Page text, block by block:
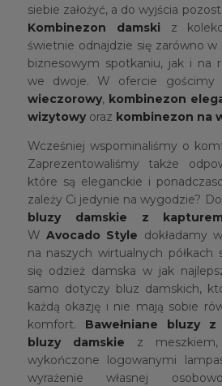
siebie założyć, a do wyjścia
Kombinezon damski
z
świetnie odnajdzie się zarówno w
biznesowym spotkaniu, jak i na
we dwoje. W ofercie gościmy
wieczorowy, kombinezon
wizytowyoraz kombinezon na
Wcześniej wspominaliśmy o
Zaprezentowaliśmy także
które są eleganckie i
zależy Ci jedynie na wygodzie?
bluzy damskie z kapturem
W Avocado Style dokładamy
na naszych wirtualnych półkach
się odzież damska w jak
samo dotyczy bluz damskich,
każdą okazję i nie mają sobie
komfort. Bawełniane bluzy
bluzy damskie z meszkiem,
wykończone logowanymi
wyrażenie własnej